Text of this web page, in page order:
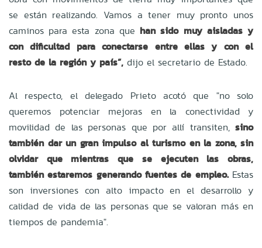
se están realizando. Vamos a tener muy pronto unos
caminos para esta zona que han sido muy aisladas y
con dificultad para conectarse entre ellas y con el
resto de la región y país”, dijo el secretario de Estado.
Al respecto, el delegado Prieto acotó que "no solo
queremos potenciar mejoras en la conectividad y
movilidad de las personas que por allí transiten, sino
también dar un gran impulso al turismo en la zona, sin
olvidar que mientras que se ejecuten las obras,
también estaremos generando fuentes de empleo.Estas
son inversiones con alto impacto en el desarrollo y
calidad de vida de las personas que se valoran más en
tiempos de pandemia".